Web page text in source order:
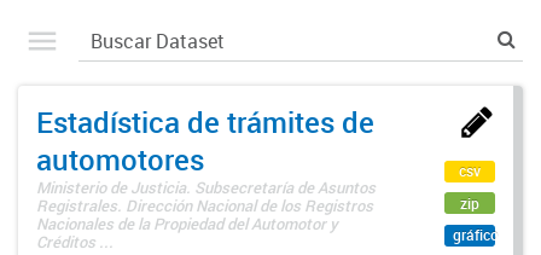
Estadística de trámites de
automotores
Ministerio de Justicia. Subsecretaría de Asuntos
Registrales. Dirección Nacional de los Registros
Nacionales de la Propiedad del Automotor y
Créditos ...
csv
zip
gráfico